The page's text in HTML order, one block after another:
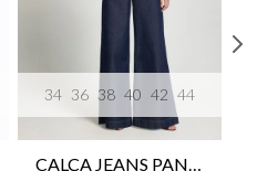
34 36 38 40 42 44